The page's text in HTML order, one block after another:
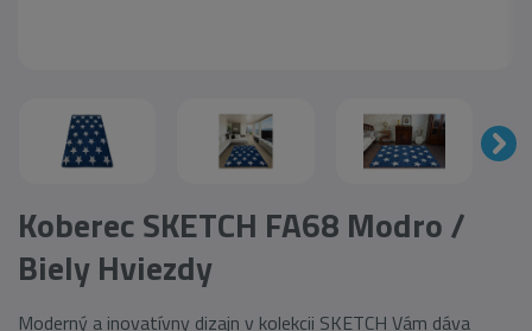
Koberec SKETCH FA68 Modro /
Biely Hviezdy
Moderný a inovatívny dizajn v kolekcii SKETCH Vám dáva